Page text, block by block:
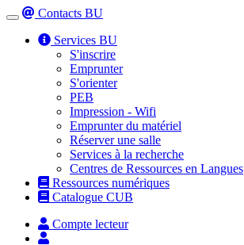
Toggle
navigation
Contacts BU
Services BU
S'inscrire
Emprunter
S'orienter
PEB
Impression - Wifi
Emprunter du matériel
Réserver une salle
Services à la recherche
Centres de Ressources en Langues
Ressources numériques
Catalogue CUB
Compte lecteur